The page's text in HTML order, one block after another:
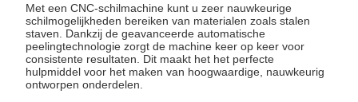
Met een CNC-schilmachine kunt u zeer nauwkeurige
schilmogelijkheden bereiken van materialen zoals stalen
staven. Dankzij de geavanceerde automatische
peelingtechnologie zorgt de machine keer op keer voor
consistente resultaten. Dit maakt het het perfecte
hulpmiddel voor het maken van hoogwaardige, nauwkeurig
ontworpen onderdelen.